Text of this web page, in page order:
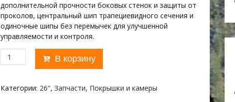
дополнительной прочности боковых стенок и защиты от
проколов, центральный шип трапециевидного сечения и
одиночные шипы без перемычек для улучшенной
управляемости и контроля.
Количество
товара
26"х2,60
В корзину
Категории: 26", Запчасти, Покрышки и камеры